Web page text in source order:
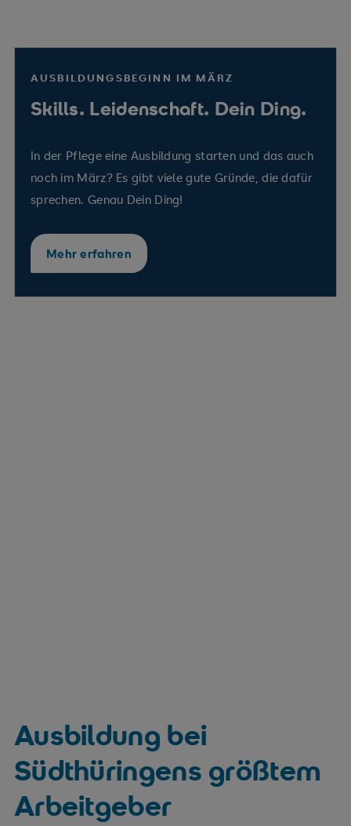
AUSBILDUNGSBEGINN IM MÄRZ
Skills. Leidenschaft. Dein Ding.
In der Pflege eine Ausbildung starten und das auch
noch im März? Es gibt viele gute Gründe, die dafür
sprechen. Genau Dein Ding!
Mehr erfahren
Ausbildung bei
Südthüringens größtem
Arbeitgeber